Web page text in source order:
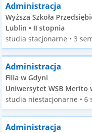
Administracja
Wyższa Szkoła
Lublin • II stopnia
studia stacjonarne • 3
Administracja
Filia w Gdyni
Uniwersytet WSB Merito
studia niestacjonarne • 6
Administracja